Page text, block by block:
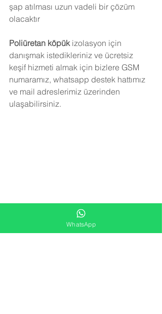
şap atılması uzun vadeli bir çözüm
olacaktır
Poliüretan köpük izolasyon için
danışmak istedikleriniz ve ücretsiz
keşif hizmeti almak için bizlere GSM
numaramız, whatsapp destek hattımız
ve mail adreslerimiz üzerinden
ulaşabilirsiniz.
WhatsApp